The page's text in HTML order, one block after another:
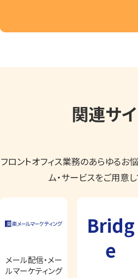
関連サ
フロントオフィス業務のあらゆるお
ム・サービスをご用意し
メール配信・メー
ルマーケティング
Bridg
e